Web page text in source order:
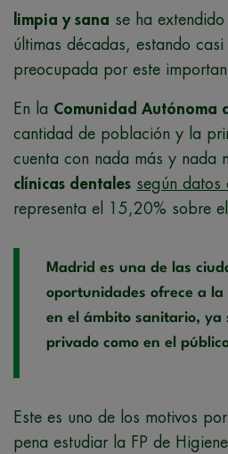
limpia y sana se ha
últimas décadas, estando
preocupada por este
En la Comunidad Autónoma
cantidad de población y la
cuenta con nada más y nada
clínicas dentales según datos
representa el 15,20% sobre
Madrid es una de las
oportunidades ofrece a
en el ámbito sanitario, ya
privado como en el
Este es uno de los motivos
pena estudiar la FP de